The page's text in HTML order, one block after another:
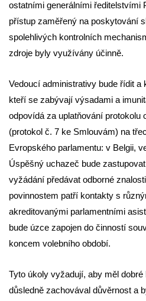
ostatními generálními ředitelstvími
přístup zaměřený na poskytování
spolehlivých kontrolních
zdroje byly využívány účinně.
Vedoucí administrativy bude řídit a
kteří se zabývají výsadami a
odpovídá za uplatňování protokolu
(protokol č. 7 ke Smlouvám) na
Evropského parlamentu: v Belgii,
Úspěšný uchazeč bude
vyžádání předávat odborné
povinnostem patří kontakty s
akreditovanými parlamentními
bude úzce zapojen do činností
koncem volebního období.
Tyto úkoly vyžadují, aby měl
důsledně zachovával důvěrnost a